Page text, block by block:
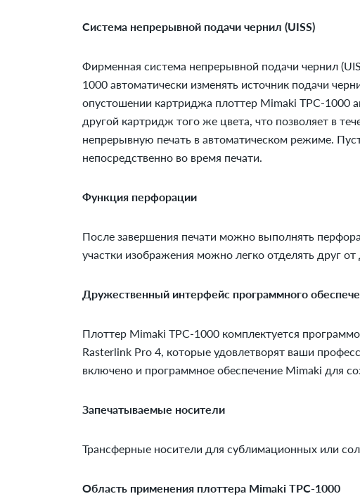
Система непрерывной подачи чернил (UISS)
Фирменная система непрерывной подачи чернил
1000 автоматически изменять источник подачи
опустошении картриджа плоттер Mimaki TPC-1000
другой картридж того же цвета, что позволяет в
непрерывную печать в автоматическом режиме.
непосредственно во время печати.
Функция перфорации
После завершения печати можно выполнять
участки изображения можно легко отделять друг от
Дружественный интерфейс программного
Плоттер Mimaki TPC-1000 комплектуется
Rasterlink Pro 4, которые удовлетворят ваши
включено и программное обеспечение Mimaki для
Запечатываемые носители
Трансферные носители для сублимационных или
Область применения плоттера Mimaki TPC-1000